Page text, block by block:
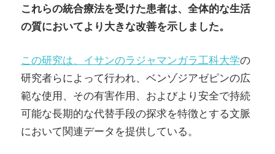
これらの統合療法を受けた患者は、全体的な生活
の質においてより大きな改善を示しました。
この研究は、イサンのラジャマンガラ工科大学の
研究者らによって行われ、ベンゾジアゼピンの広
範な使用、その有害作用、およびより安全で持続
可能な長期的な代替手段の探求を特徴とする文脈
において関連データを提供している。